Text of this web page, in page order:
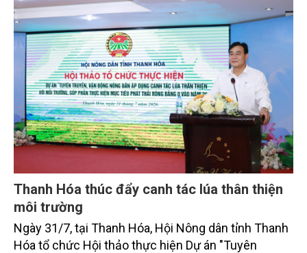
bằng 0 (Net-Zero) vào năm 2050.
Thanh Hóa thúc đẩy canh tác lúa thân thiện
môi trường
Ngày 31/7, tại Thanh Hóa, Hội Nông dân tỉnh Thanh
Hóa tổ chức Hội thảo thực hiện Dự án "Tuyên